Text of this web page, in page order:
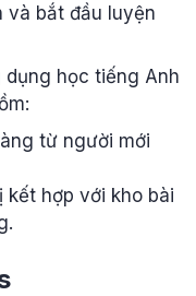
và bắt đầu luyện
học tiếng Anh
từ người mới
kết hợp với kho bài